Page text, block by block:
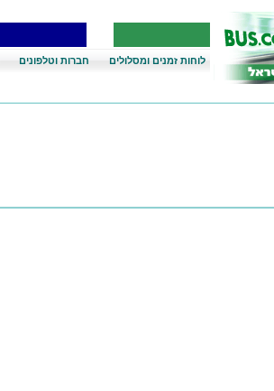
לוחות זמנים ומסלולים חברות וטלפונים